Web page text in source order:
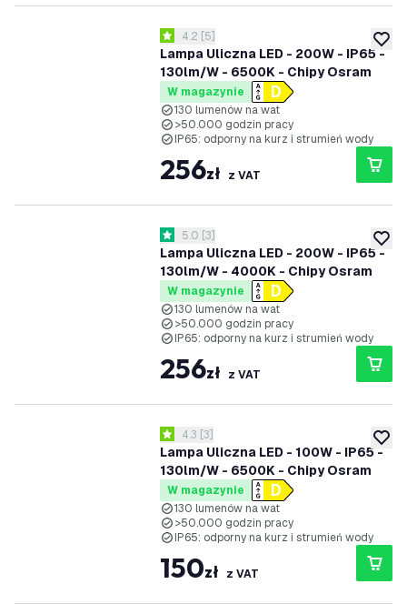
dodaj
Lampa Uliczna LED - 200W - IP65 -
130lm/W - 6500K - Chipy Osram
otwórz panel recenzji
4.2 Gwiazdki oceny
4.2 [5]
W magazynie
130 lumenów na wat
>50.000 godzin pracy
IP65: odporny na kurz i strumień wody
256zł z VAT
dodaj
Lampa Uliczna LED - 200W - IP65 -
130lm/W - 4000K - Chipy Osram
otwórz panel recenzji
5 Gwiazdki oceny
5.0 [3]
W magazynie
130 lumenów na wat
>50.000 godzin pracy
IP65: odporny na kurz i strumień wody
256zł z VAT
dodaj
Lampa Uliczna LED - 100W - IP65 -
130lm/W - 6500K - Chipy Osram
otwórz panel recenzji
4.3 Gwiazdki oceny
4.3 [3]
W magazynie
130 lumenów na wat
>50.000 godzin pracy
IP65: odporny na kurz i strumień wody
150zł z VAT